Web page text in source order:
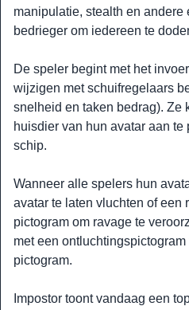
manipulatie, stealth en
bedrieger om iedereen te
De speler begint met het
wijzigen met schuifregelaars
snelheid en taken bedrag). Ze
huisdier van hun avatar aan
schip.
Wanneer alle spelers hun
avatar te laten vluchten of een
pictogram om ravage te
met een
pictogram.
Impostor toont vandaag een